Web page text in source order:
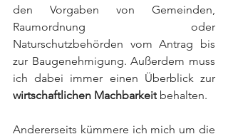
den Vorgaben von Gemeinden,
Raumordnung oder
Naturschutzbehörden vom Antrag bis
zur Baugenehmigung. Außerdem muss
wirtschaftlichen Machbarkeit behalten.